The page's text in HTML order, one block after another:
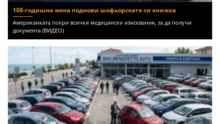
108-годишна жена поднови шофьорската си книжка
Американката покри всички медицински изисквания, за да получи
документа (ВИДЕО)